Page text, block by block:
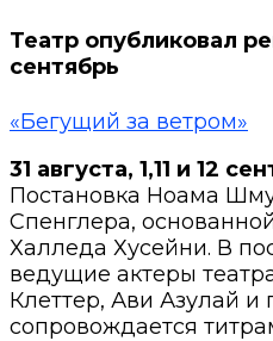
Театр опубликовал
сентябрь
«Бегущий за ветром»
31 августа, 1,11 и 12
Постановка Ноама
Спенглера,
Халледа Хусейни. В
ведущие актеры
Клеттер, Ави Азулай и
сопровождается